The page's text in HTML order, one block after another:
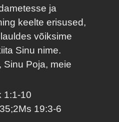
ja
keelte erisused,
võiksime
Sinu nime.
Sinu Poja, meie
1:1-10
19:3-6